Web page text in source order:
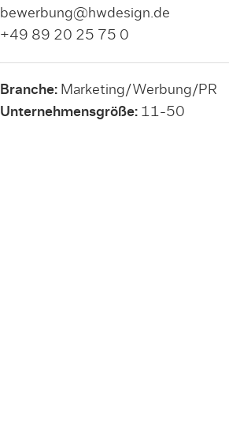
bewerbung@hwdesign.de
+49 89 20 25 75 0
Branche:Marketing/Werbung/PR
Unternehmensgröße:11-50